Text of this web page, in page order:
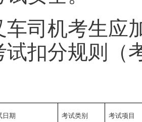
机考生应加
试扣分规则（
日期 考试类别 考试项目